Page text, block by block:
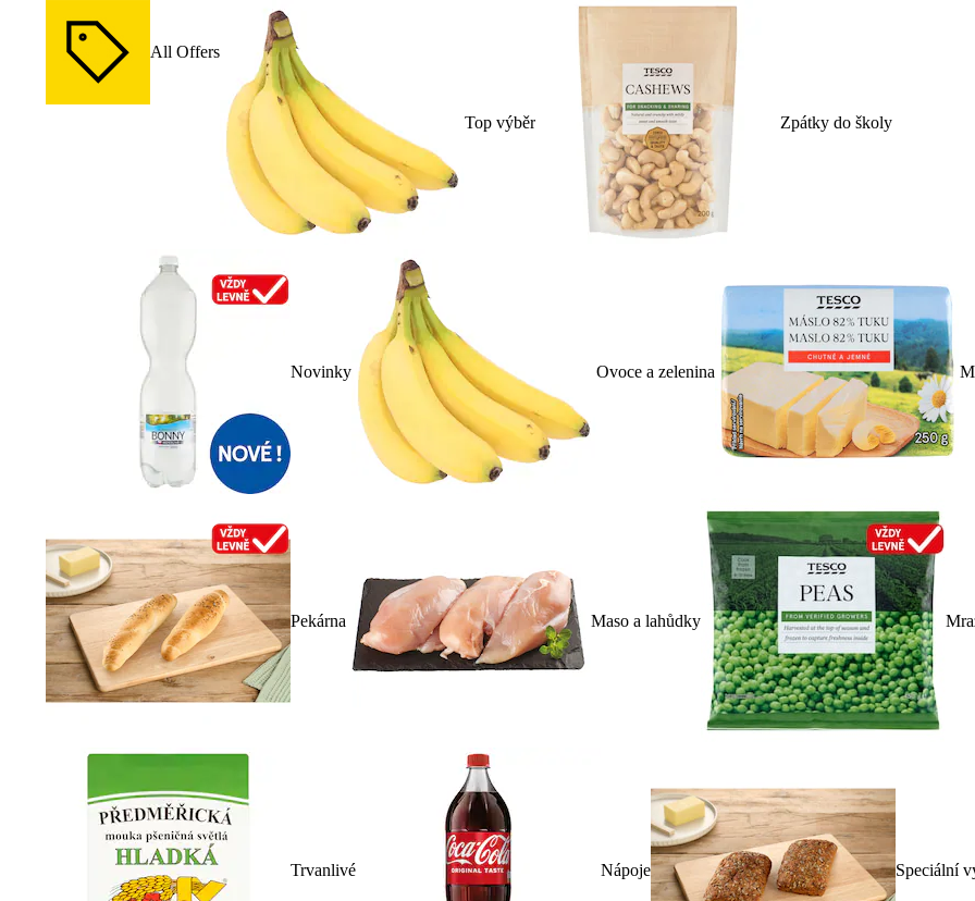
All Offers
Top výběr Zpátky do školy
Novinky Ovoce a zelenina
Pekárna Maso a lahůdky
Trvanlivé Nápoje Speciální